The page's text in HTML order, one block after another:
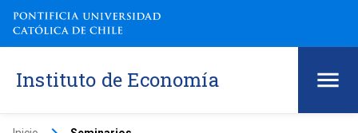
Instituto de Economía